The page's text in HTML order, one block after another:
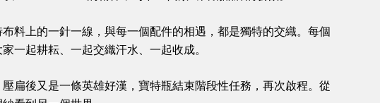
料上的一針一線，與每一個配件的相遇，都是獨特的交織。每個
一起耕耘、一起交織汗水、一起收成。
扁後又是一條英雄好漢，寶特瓶結束階段性任務，再次啟程。從